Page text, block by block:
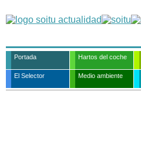
Portada Hartos del coche
El Selector Medio ambiente